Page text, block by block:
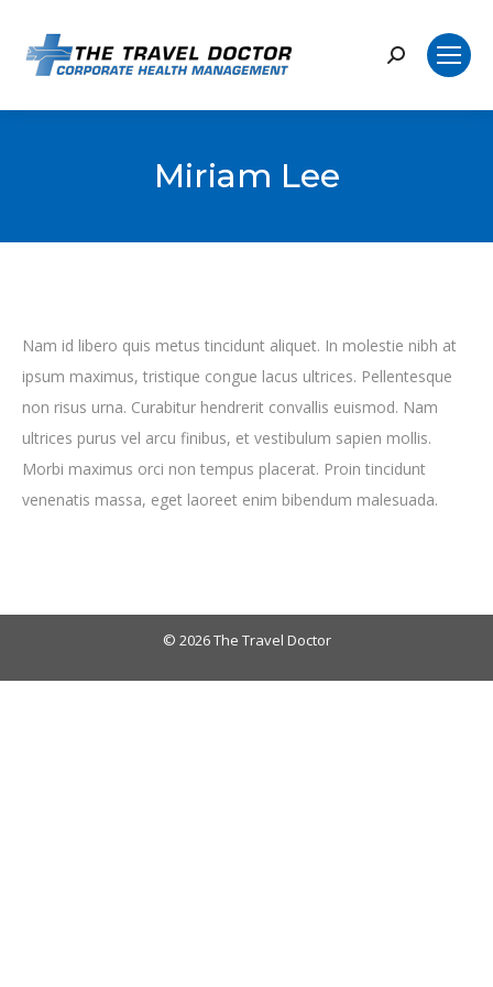
Search:
Miriam Lee
Nam id libero quis metus tincidunt aliquet. In molestie nibh at
ipsum maximus, tristique congue lacus ultrices. Pellentesque
non risus urna. Curabitur hendrerit convallis euismod. Nam
ultrices purus vel arcu finibus, et vestibulum sapien mollis.
Morbi maximus orci non tempus placerat. Proin tincidunt
venenatis massa, eget laoreet enim bibendum malesuada.
© 2026 The Travel Doctor